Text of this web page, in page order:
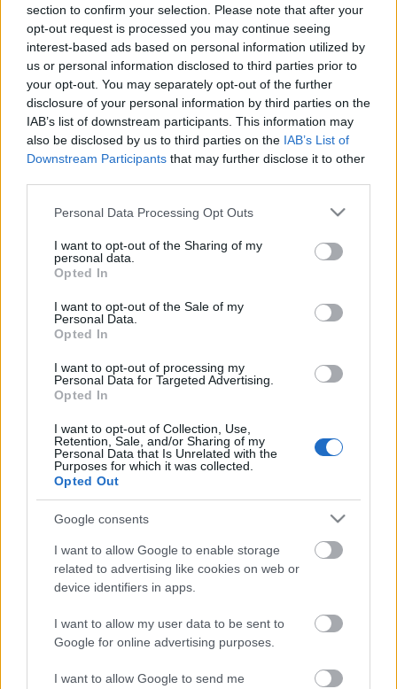
section to confirm your selection. Please note that after your
opt-out request is processed you may continue seeing
interest-based ads based on personal information utilized by
us or personal information disclosed to third parties prior to
your opt-out. You may separately opt-out of the further
disclosure of your personal information by third parties on the
IAB’s list of downstream participants. This information may
also be disclosed by us to third parties on the IAB’s List of
Downstream Participants that may further disclose it to other
Please note that this website/app uses one or more Google
not limited to your visit or usage behaviour. You may click to
grant or deny consent to Google and its third-party tags to
use your data for below specified purposes in below Google
consent section.
Personal Data Processing Opt Outs
I want to opt-out of the Sharing of my
personal data.
Opted In
I want to opt-out of the Sale of my
Personal Data.
Opted In
I want to opt-out of processing my
Personal Data for Targeted Advertising.
Opted In
I want to opt-out of Collection, Use,
Retention, Sale, and/or Sharing of my
Personal Data that Is Unrelated with the
Purposes for which it was collected.
Opted Out
Google consents
I want to allow Google to enable storage
related to advertising like cookies on web or
device identifiers in apps.
I want to allow my user data to be sent to
Google for online advertising purposes.
I want to allow Google to send me
Dizájner Converse cipők
The Strange 2013. október 07.
A Converse a Maison Martin Margiela Divatházzal
kooperált, amelynek eredményeképpen két újabb
pár - rövid és magas szárú - Converse tornacipő
született, hófehér színben. Mit ne mondjak, a Maison
Martin Margiela kreatívosai nem nagyon erőltették
meg magukat, mindössze az eddigi…
Paris Fashion Week - Maison Martin
Margiela
The Strange•2013. szeptember 30.
A Maison Martin Margiela Divatház legfrissebb
bemutatóján voltak ismerős, a márkára jellemző
jegyek, mint például az oversize darabarok, és voltak
az újdonság erejével ható elemek, hiszen a csillogás,
az orientális táncosok ruhájára emlékeztető